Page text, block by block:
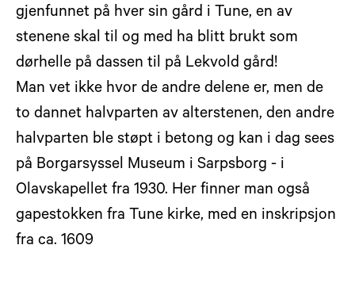
gjenfunnet på hver sin gård i Tune, en av
stenene skal til og med ha blitt brukt som
dørhelle på dassen til på Lekvold gård!
Man vet ikke hvor de andre delene er, men de
to dannet halvparten av alterstenen, den andre
halvparten ble støpt i betong og kan i dag sees
på Borgarsyssel Museum i Sarpsborg - i
Olavskapellet fra 1930. Her finner man også
gapestokken fra Tune kirke, med en inskripsjon
fra ca. 1609